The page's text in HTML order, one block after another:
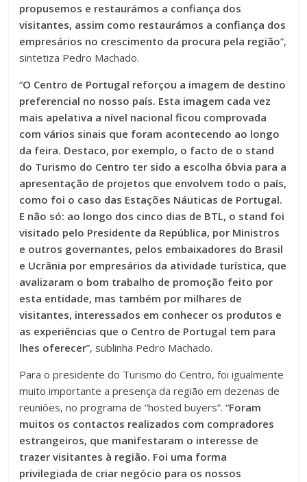
propusemos e restaurámos a confiança dos
visitantes, assim como restaurámos a confiança dos
empresários no crescimento da procura pela região”,
sintetiza Pedro Machado.
“O Centro de Portugal reforçou a imagem de destino
preferencial no nosso país. Esta imagem cada vez
mais apelativa a nível nacional ficou comprovada
com vários sinais que foram acontecendo ao longo
da feira. Destaco, por exemplo, o facto de o stand
do Turismo do Centro ter sido a escolha óbvia para a
apresentação de projetos que envolvem todo o país,
como foi o caso das Estações Náuticas de Portugal.
E não só: ao longo dos cinco dias de BTL, o stand foi
visitado pelo Presidente da República, por Ministros
e outros governantes, pelos embaixadores do Brasil
e Ucrânia por empresários da atividade turística, que
avalizaram o bom trabalho de promoção feito por
esta entidade, mas também por milhares de
visitantes, interessados em conhecer os produtos e
as experiências que o Centro de Portugal tem para
lhes oferecer”, sublinha Pedro Machado.
Para o presidente do Turismo do Centro, foi igualmente
muito importante a presença da região em dezenas de
reuniões, no programa de “hosted buyers”. “Foram
muitos os contactos realizados com compradores
estrangeiros, que manifestaram o interesse de
trazer visitantes à região. Foi uma forma
privilegiada de criar negócio para os nossos